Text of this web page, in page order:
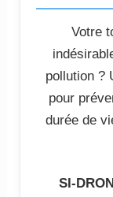
Votre
pollution ?
pour
durée de
SI-